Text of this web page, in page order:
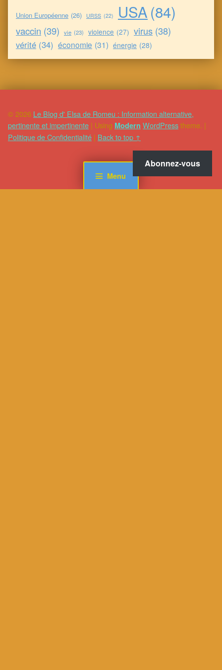
Menu
Union Européenne (26) URSS (22) USA(84)
vaccin (39) vie (23) violence (27) virus (38)
vérité (34) économie (31) énergie (28)
© 2026 Le Blog d' Elsa de Romeu : Information alternative,
pertinente et impertinente | Using Modern WordPresstheme. |
Politique de Confidentialité | Back to top ↑
Abonnez-vous